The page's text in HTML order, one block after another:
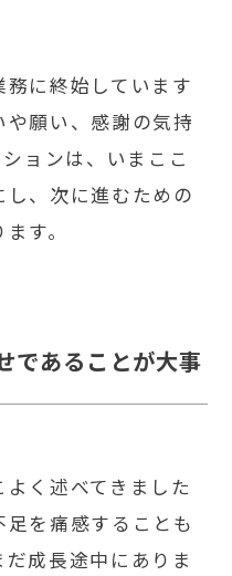
に終始しています
願い、感謝の気持
ョンは、いまここ
、次に進むための
す。
であることが大事
く述べてきました
を痛感することも
成長途中にありま